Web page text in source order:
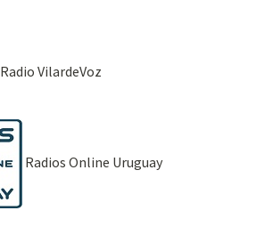
Radio VilardeVoz
Radios Online Uruguay